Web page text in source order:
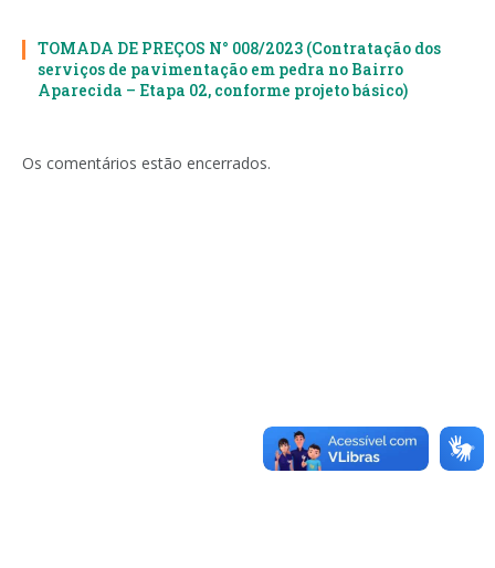
TOMADA DE PREÇOS N° 008/2023 (Contratação dos
serviços de pavimentação em pedra no Bairro
Aparecida – Etapa 02, conforme projeto básico)
Os comentários estão encerrados.